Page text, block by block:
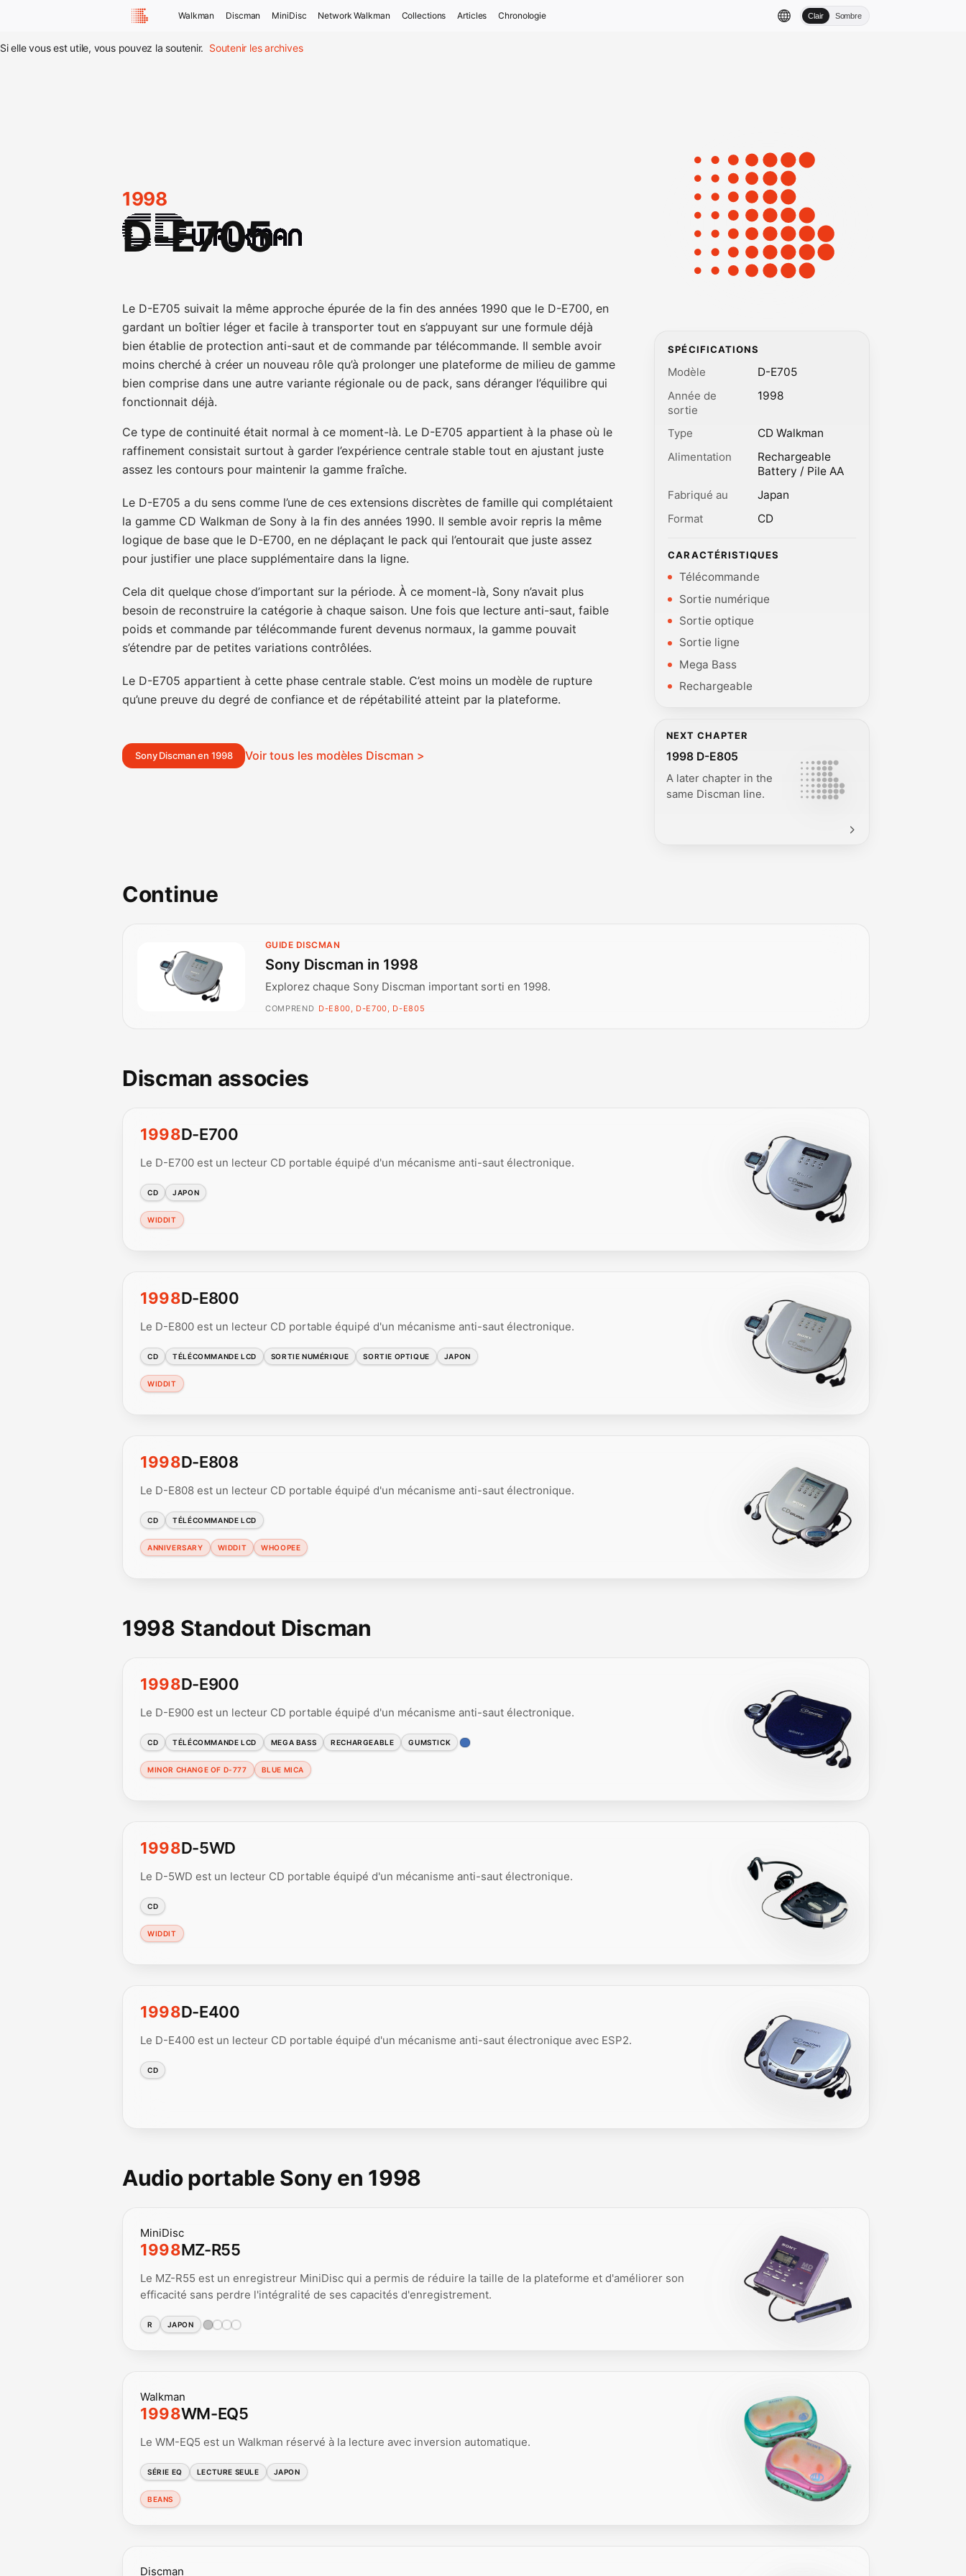
Walkman Discman MiniDisc Network Walkman Collections Articles Chronologie Clair Sombre
Si elle vous est utile, vous pouvez la soutenir. Soutenir les archives
1998
D-E705
Le D-E705 suivait la même approche épurée de la fin des années 1990 que le D-E700, en
gardant un boîtier léger et facile à transporter tout en s’appuyant sur une formule déjà
bien établie de protection anti-saut et de commande par télécommande. Il semble avoir
moins cherché à créer un nouveau rôle qu’à prolonger une plateforme de milieu de gamme
bien comprise dans une autre variante régionale ou de pack, sans déranger l’équilibre qui
fonctionnait déjà.
Ce type de continuité était normal à ce moment-là. Le D-E705 appartient à la phase où le
raffinement consistait surtout à garder l’expérience centrale stable tout en ajustant juste
assez les contours pour maintenir la gamme fraîche.
Le D-E705 a du sens comme l’une de ces extensions discrètes de famille qui complétaient
la gamme CD Walkman de Sony à la fin des années 1990. Il semble avoir repris la même
logique de base que le D-E700, en ne déplaçant le pack qui l’entourait que juste assez
pour justifier une place supplémentaire dans la ligne.
Cela dit quelque chose d’important sur la période. À ce moment-là, Sony n’avait plus
besoin de reconstruire la catégorie à chaque saison. Une fois que lecture anti-saut, faible
poids et commande par télécommande furent devenus normaux, la gamme pouvait
s’étendre par de petites variations contrôlées.
Le D-E705 appartient à cette phase centrale stable. C’est moins un modèle de rupture
qu’une preuve du degré de confiance et de répétabilité atteint par la plateforme.
Sony Discman en 1998 Voir tous les modèles Discman >
SPÉCIFICATIONS
Modèle
D-E705
Année de
sortie
1998
Type
CD Walkman
Alimentation
Rechargeable
Battery / Pile AA
Fabriqué au
Japan
Format
CD
CARACTÉRISTIQUES
Télécommande
Sortie numérique
Sortie optique
Sortie ligne
Mega Bass
Rechargeable
NEXT CHAPTER
1998 D-E805
A later chapter in the
same Discman line.
Continue
GUIDE DISCMAN
Sony Discman in 1998
Explorez chaque Sony Discman important sorti en 1998.
COMPREND D-E800, D-E700, D-E805
Discman associes
1998D-E700
Le D-E700 est un lecteur CD portable équipé d'un mécanisme anti-saut électronique.
CD JAPON
WIDDIT
1998D-E800
Le D-E800 est un lecteur CD portable équipé d'un mécanisme anti-saut électronique.
CD TÉLÉCOMMANDE LCD SORTIE NUMÉRIQUE SORTIE OPTIQUE JAPON
WIDDIT
1998D-E808
Le D-E808 est un lecteur CD portable équipé d'un mécanisme anti-saut électronique.
CD TÉLÉCOMMANDE LCD
ANNIVERSARY WIDDIT WHOOPEE
1998 Standout Discman
1998D-E900
Le D-E900 est un lecteur CD portable équipé d'un mécanisme anti-saut électronique.
CD TÉLÉCOMMANDE LCD MEGA BASS RECHARGEABLE GUMSTICK
MINOR CHANGE OF D-777 BLUE MICA
1998D-5WD
Le D-5WD est un lecteur CD portable équipé d'un mécanisme anti-saut électronique.
CD
WIDDIT
1998D-E400
Le D-E400 est un lecteur CD portable équipé d'un mécanisme anti-saut électronique avec ESP2.
CD
Audio portable Sony en 1998
MiniDisc
1998MZ-R55
Le MZ-R55 est un enregistreur MiniDisc qui a permis de réduire la taille de la plateforme et d'améliorer son
efficacité sans perdre l'intégralité de ses capacités d'enregistrement.
R JAPON
Walkman
1998WM-EQ5
Le WM-EQ5 est un Walkman réservé à la lecture avec inversion automatique.
SÉRIE EQ LECTURE SEULE JAPON
BEANS
Discman